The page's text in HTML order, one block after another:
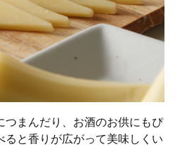
つまんだり、お酒のお供にもぴ
ると香りが広がって美味しくい